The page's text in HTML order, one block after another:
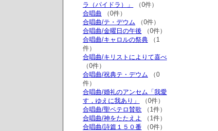
ラ（パイドラ）」
（0件）
合唱曲 （0件）
合唱曲/テ・デウム （0件）
合唱曲/金曜日の午後 （0件）
合唱曲/キャロルの祭典 （1
件）
合唱曲/キリストによりて喜べ
（0件）
合唱曲/祝典テ・デウム （0
件）
合唱曲/婚礼のアンセム「我愛
す，ゆえに我あり」
（0件）
合唱曲/聖ペテロ賛歌 （1件）
合唱曲/神をたたえよ
（1件）
合唱曲/詩篇１５０番 （0件）